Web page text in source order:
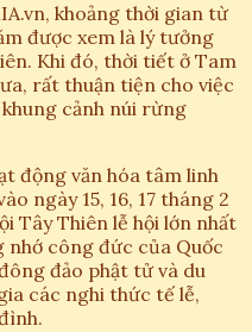
khoảng thời gian từ
được xem là lý tưởng
Khi đó, thời tiết ở Tam
rất thuận tiện cho việc
cảnh núi rừng
động văn hóa tâm linh
ngày 15, 16, 17 tháng 2
Tây Thiên lễ hội lớn nhất
công đức của Quốc
đảo phật tử và du
các nghi thức tế lễ,